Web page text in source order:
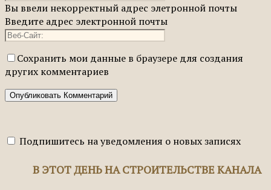
Вы ввели некорректный адрес элетронной почты
Введите адрес электронной почты
Сохранить мои данные в браузере для создания
других комментариев
Подпишитесь на уведомления о новых записях
В ЭТОТ ДЕНЬ НА СТРОИТЕЛЬСТВЕ КАНАЛА